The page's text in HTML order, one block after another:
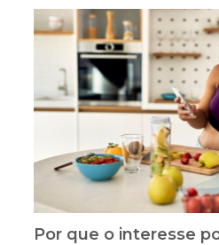
Por que o interesse